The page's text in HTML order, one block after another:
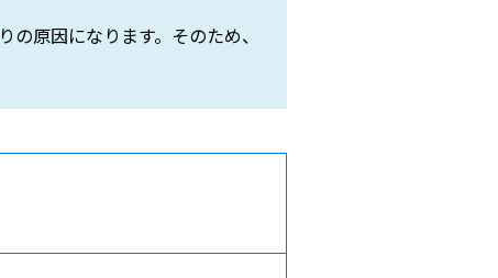
原因になります。そのため、